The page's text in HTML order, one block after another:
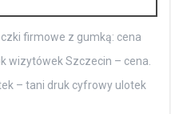
firmowe z gumką: cena
wizytówek Szczecin – cena.
– tani druk cyfrowy ulotek